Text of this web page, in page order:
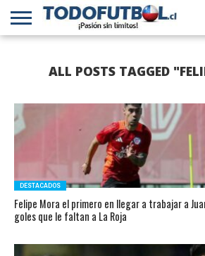
CHILENA
EN EL
MUNDO
INTERNACIONAL
ALL POSTS TAGGED
DESTACADOS
Felipe Mora el primero en llegar a trabajar a
goles que le faltan a La Roja